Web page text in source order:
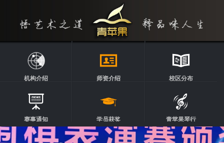
机构介绍 师资介绍 校区分布
赛事通知 学员获奖 青苹果琴行